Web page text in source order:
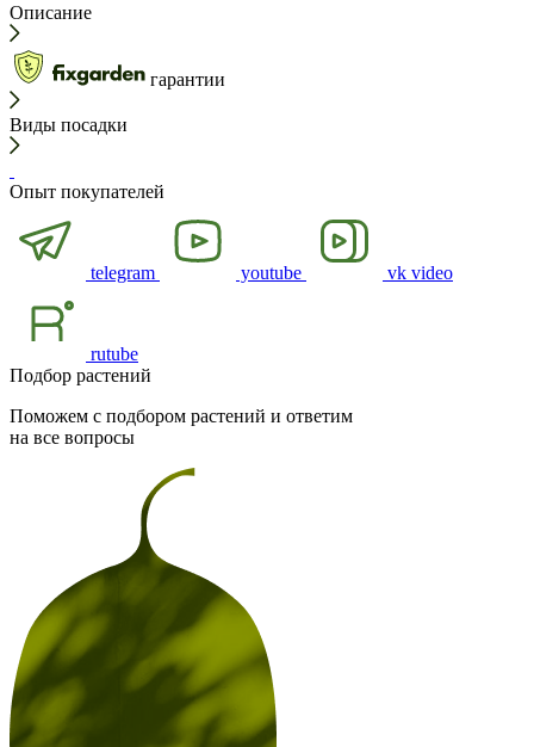
Описание
гарантии
Виды посадки
Опыт покупателей
telegram youtube vk video
rutube
Подбор растений
Поможем с подбором растений и ответим
на все вопросы